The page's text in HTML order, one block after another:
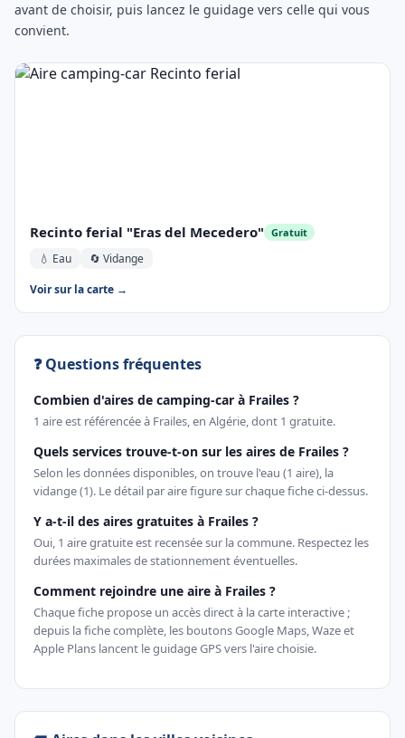
avant de choisir, puis lancez le guidage vers celle qui vous
convient.
Recinto ferial "Eras del Mecedero" Gratuit
💧 Eau
🔄 Vidange
Voir sur la carte →
❓ Questions fréquentes
Combien d'aires de camping-car à Frailes ?
1 aire est référencée à Frailes, en Algérie, dont 1 gratuite.
Quels services trouve-t-on sur les aires de Frailes ?
Selon les données disponibles, on trouve l'eau (1 aire), la
vidange (1). Le détail par aire figure sur chaque fiche ci-dessus.
Y a-t-il des aires gratuites à Frailes ?
Oui, 1 aire gratuite est recensée sur la commune. Respectez les
durées maximales de stationnement éventuelles.
Comment rejoindre une aire à Frailes ?
Chaque fiche propose un accès direct à la carte interactive ;
depuis la fiche complète, les boutons Google Maps, Waze et
Apple Plans lancent le guidage GPS vers l'aire choisie.